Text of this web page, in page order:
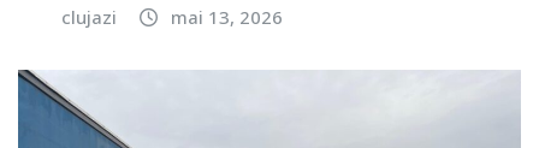
clujazi mai 13, 2026